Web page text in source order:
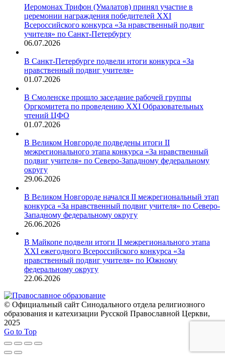
Иеромонах Трифон (Умалатов) принял участие в
церемонии награждения победителей XXI
Всероссийского конкурса «За нравственный подвиг
учителя» по Санкт-Петербургу
06.07.2026
В Санкт-Петербурге подвели итоги конкурса «За
нравственный подвиг учителя»
01.07.2026
В Смоленске прошло заседание рабочей группы
Оргкомитета по проведению XXI Образовательных
чтений ЦФО
01.07.2026
В Великом Новгороде подведены итоги II
межрегионального этапа конкурса «За нравственный
подвиг учителя» по Северо-Западному федеральному
округу
29.06.2026
В Великом Новгороде начался II межрегиональный этап
конкурса «За нравственный подвиг учителя» по Северо-
Западному федеральному округу
26.06.2026
В Майкопе подвели итоги II межрегионального этапа
XXI ежегодного Всероссийского конкурса «За
нравственный подвиг учителя» по Южному
федеральному округу
22.06.2026
© Официальный сайт Синодального отдела религиозного
образования и катехизации Русской Православной Церкви,
2025
Go to Top